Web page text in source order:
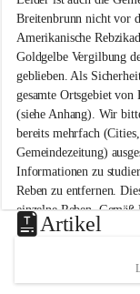
t
e
n
b
r
u
n
n
a
m
N
e
u
s
d
Breitenbrunn nicht vor
Amerikanische
Goldgelbe Vergilbung
geblieben. Als
gesamte Ortsgebiet von
(siehe Anhang). Wir
bereits mehrfach (Cities,
Gemeindezeitung)
Informationen zu
Reben zu entfernen.
einzelne Reben.
Weinbaugesetz sind
unzulässige
helfen wir zusammen
vor den
Artikel